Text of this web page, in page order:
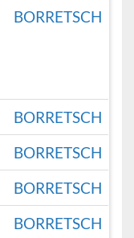
BORRETSCH
BORRETSCH
BORRETSCH
BORRETSCH
BORRETSCH